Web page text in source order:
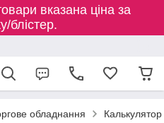
вказана ціна за
блістер.
обладнання